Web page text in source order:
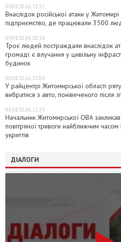
09.08.2026, 13:37
Внаслідок російської атаки у
підприємство, де працювали 3500
09.08.2026, 10:16
Троє людей постраждали внаслідок
громаді: є влучання у цивільну
будинок
08.08.2026, 22:06
У райцентрі Житомирської області
вибратися з авто, понівеченого після
08.08.2026, 21:53
Начальник Житомирської ОВА
повітряної тривоги найближчим
укриттів
ДІАЛОГИ